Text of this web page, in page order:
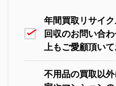
年間買取リサイ
回収のお問い合
上もご愛顧頂い
不用品の買取以